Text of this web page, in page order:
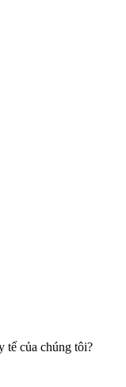
tế của chúng tôi?